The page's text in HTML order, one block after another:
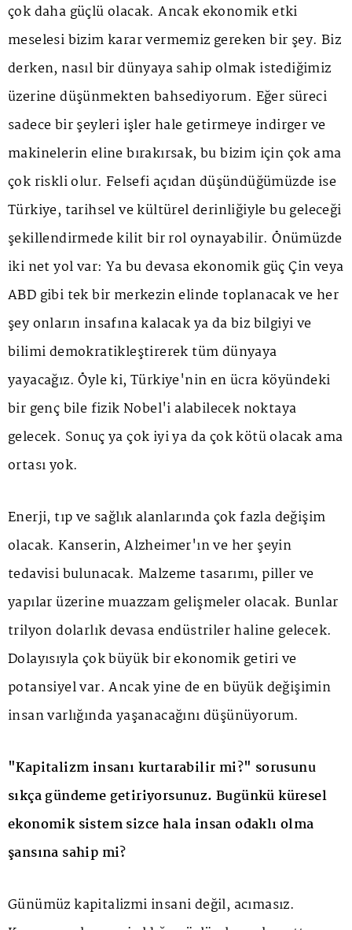
çok daha güçlü olacak. Ancak ekonomik etki
meselesi bizim karar vermemiz gereken bir şey. Biz
derken, nasıl bir dünyaya sahip olmak istediğimiz
üzerine düşünmekten bahsediyorum. Eğer süreci
sadece bir şeyleri işler hale getirmeye indirger ve
makinelerin eline bırakırsak, bu bizim için çok ama
çok riskli olur. Felsefi açıdan düşündüğümüzde ise
Türkiye, tarihsel ve kültürel derinliğiyle bu geleceği
şekillendirmede kilit bir rol oynayabilir. Önümüzde
iki net yol var: Ya bu devasa ekonomik güç Çin veya
ABD gibi tek bir merkezin elinde toplanacak ve her
şey onların insafına kalacak ya da biz bilgiyi ve
bilimi demokratikleştirerek tüm dünyaya
yayacağız. Öyle ki, Türkiye'nin en ücra köyündeki
bir genç bile fizik Nobel'i alabilecek noktaya
gelecek. Sonuç ya çok iyi ya da çok kötü olacak ama
ortası yok.
Enerji, tıp ve sağlık alanlarında çok fazla değişim
olacak. Kanserin, Alzheimer'ın ve her şeyin
tedavisi bulunacak. Malzeme tasarımı, piller ve
yapılar üzerine muazzam gelişmeler olacak. Bunlar
trilyon dolarlık devasa endüstriler haline gelecek.
Dolayısıyla çok büyük bir ekonomik getiri ve
potansiyel var. Ancak yine de en büyük değişimin
insan varlığında yaşanacağını düşünüyorum.
"Kapitalizm insanı kurtarabilir mi?" sorusunu
sıkça gündeme getiriyorsunuz. Bugünkü küresel
ekonomik sistem sizce hala insan odaklı olma
şansına sahip mi?
Günümüz kapitalizmi insani değil, acımasız.